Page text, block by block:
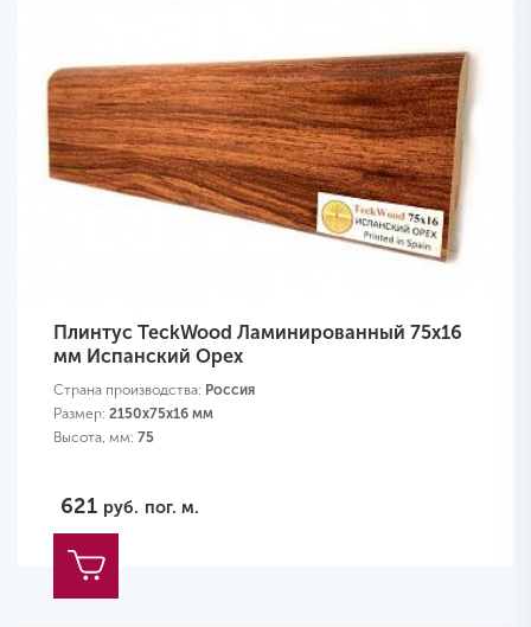
Плинтус TeckWood Ламинированный 75х16
мм Испанский Орех
Страна производства: Россия
Размер: 2150х75х16 мм
Высота, мм: 75
621 руб. пог. м.